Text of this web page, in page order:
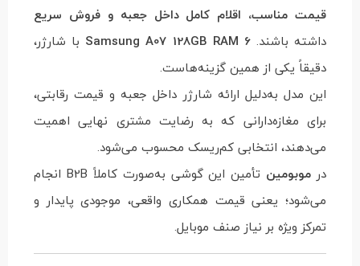
قیمت مناسب، اقلام کامل داخل جعبه و فروش سریع
داشته باشند. Samsung A07 128GB RAM 6
با شارژر،
دقیقاً یکی از همین گزینه‌هاست.
این مدل به‌دلیل ارائه شارژر داخل جعبه و قیمت رقابتی،
برای مغازه‌دارانی که به رضایت مشتری نهایی اهمیت
می‌دهند، انتخابی کم‌ریسک محسوب می‌شود.
در موبومین
تأمین این گوشی به‌صورت کاملاً B2B انجام
می‌شود؛ یعنی قیمت همکاری واقعی، موجودی پایدار و
تمرکز ویژه بر نیاز صنف موبایل.